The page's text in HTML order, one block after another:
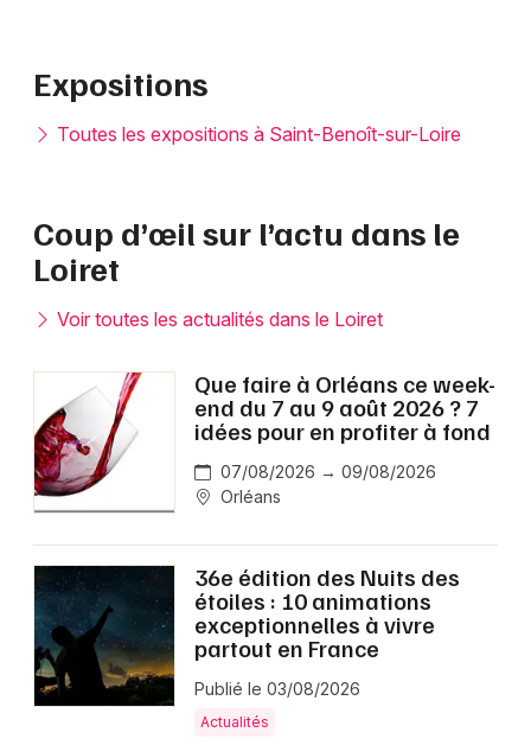
Expositions
Toutes les expositions à Saint-Benoît-sur-Loire
Coup d’œil sur l’actu dans le
Loiret
Voir toutes les actualités dans le Loiret
Que faire à Orléans ce week-
end du 7 au 9 août 2026 ? 7
idées pour en profiter à fond
07/08/2026 → 09/08/2026
Orléans
36e édition des Nuits des
étoiles : 10 animations
exceptionnelles à vivre
partout en France
Publié le 03/08/2026
Actualités